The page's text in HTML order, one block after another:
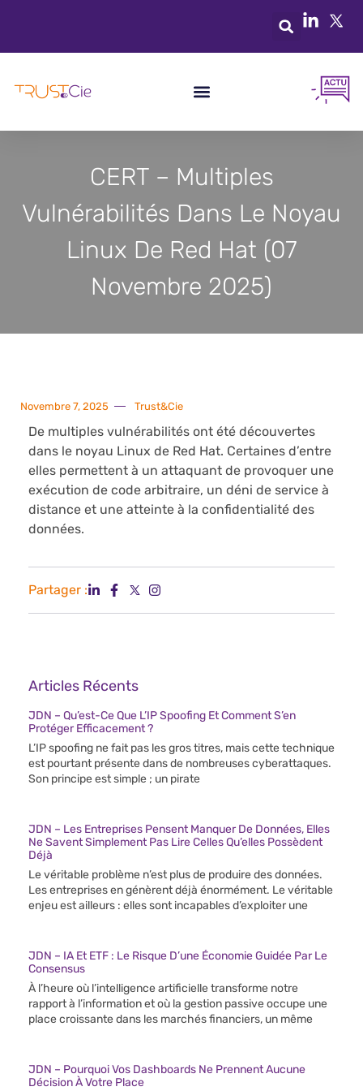
CERT – Multiples
Vulnérabilités Dans Le Noyau
Linux De Red Hat (07
Novembre 2025)
Novembre 7, 2025 Trust&Cie
De multiples vulnérabilités ont été découvertes
dans le noyau Linux de Red Hat. Certaines d’entre
elles permettent à un attaquant de provoquer une
exécution de code arbitraire, un déni de service à
distance et une atteinte à la confidentialité des
données.
Partager :
Articles Récents
JDN – Qu’est-Ce Que L’IP Spoofing Et Comment S’en
Protéger Efficacement ?
L’IP spoofing ne fait pas les gros titres, mais cette technique
est pourtant présente dans de nombreuses cyberattaques.
Son principe est simple ; un pirate
JDN – Les Entreprises Pensent Manquer De Données, Elles
Ne Savent Simplement Pas Lire Celles Qu’elles Possèdent
Déjà
Le véritable problème n’est plus de produire des données.
Les entreprises en génèrent déjà énormément. Le véritable
enjeu est ailleurs : elles sont incapables d’exploiter une
JDN – IA Et ETF : Le Risque D’une Économie Guidée Par Le
Consensus
À l’heure où l’intelligence artificielle transforme notre
rapport à l’information et où la gestion passive occupe une
place croissante dans les marchés financiers, un même
JDN – Pourquoi Vos Dashboards Ne Prennent Aucune
Décision À Votre Place